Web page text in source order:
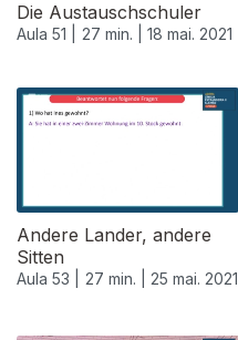
Die Austauschschuler
Aula 51 | 27 min. | 18 mai. 2021
Andere Lander, andere
Sitten
Aula 53 | 27 min. | 25 mai. 2021